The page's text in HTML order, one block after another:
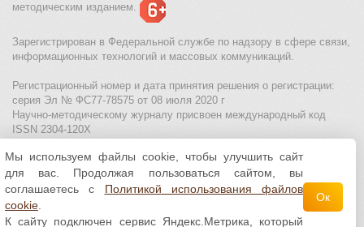
методическим изданием.
Зарегистрирован в Федеральной службе по надзору в сфере связи,
информационных технологий и массовых коммуникаций.
Регистрационный номер и дата принятия решения о регистрации:
серия Эл № ФС77-78575 от 08 июля 2020 г
Научно-методическому журналу присвоен международный код
ISSN 2304-120X
МЦИТО|Школьные олимпиады и онлайн конкурсы для детей
Политика использования файлов cookie| Политика обработки и
защиты персональных данных
Все материалы доступны полицензии Creative
Мы используем файлы cookie, чтобы улучшить сайт
для вас. Продолжая пользоваться сайтом, вы
соглашаетесь с Политикой использования файлов
cookie
К сайту подключен сервис Яндекс.Метрика, который
Ок